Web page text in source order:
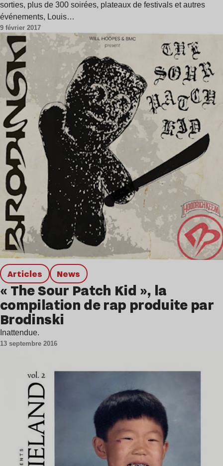
sorties, plus de 300 soirées, plateaux de festivals et autres
événements, Louis…
9 février 2017
Articles news
« The Sour Patch Kid », la
compilation de rap produite par
Brodinski
Inattendue.
13 septembre 2016